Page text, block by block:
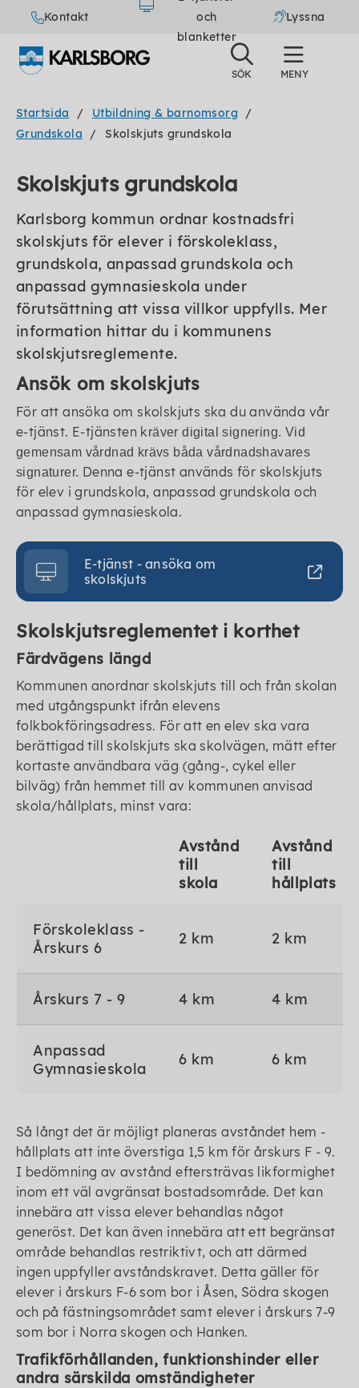
Kontakt
och
blanketter
Lyssna
Startsida
Utbildning & barnomsorg
Grundskola
Skolskjuts grundskola
Skolskjuts grundskola
Karlsborg kommun ordnar kostnadsfri
skolskjuts för elever i förskoleklass,
grundskola, anpassad grundskola och
anpassad gymnasieskola under
förutsättning att vissa villkor uppfylls. Mer
information hittar du i kommunens
skolskjutsreglemente.
Ansök om skolskjuts
För att ansöka om skolskjuts ska du använda vår
e-tjänst. E-tjänsten kräver digital signering. Vid
gemensam vårdnad krävs båda vårdnadshavares
signaturer. Denna e-tjänst används för skolskjuts
för elev i grundskola, anpassad grundskola och
anpassad gymnasieskola.
E-tjänst - ansöka om
skolskjuts
Skolskjutsreglementet i korthet
Färdvägens längd
Kommunen anordnar skolskjuts till och från skolan
med utgångspunkt ifrån elevens
folkbokföringsadress. För att en elev ska vara
berättigad till skolskjuts ska skolvägen, mätt efter
kortaste användbara väg (gång-, cykel eller
bilväg) från hemmet till av kommunen anvisad
skola/hållplats, minst vara:
Avstånd
till
skola
Avstånd
till
hållplats
Förskoleklass -
Årskurs 6
2 km 2 km
Årskurs 7 - 9 4 km 4 km
Anpassad
Gymnasieskola
6 km 6 km
Så långt det är möjligt planeras avståndet hem -
hållplats att inte överstiga 1,5 km för årskurs F - 9.
I bedömning av avstånd eftersträvas likformighet
inom ett väl avgränsat bostadsområde. Det kan
innebära att vissa elever behandlas något
generöst. Det kan även innebära att ett begränsat
område behandlas restriktivt, och att därmed
ingen uppfyller avståndskravet. Detta gäller för
elever i årskurs F-6 som bor i Åsen, Södra skogen
och på fästningsområdet samt elever i årskurs 7-9
som bor i Norra skogen och Hanken.
Trafikförhållanden, funktionshinder eller
andra särskilda omständigheter